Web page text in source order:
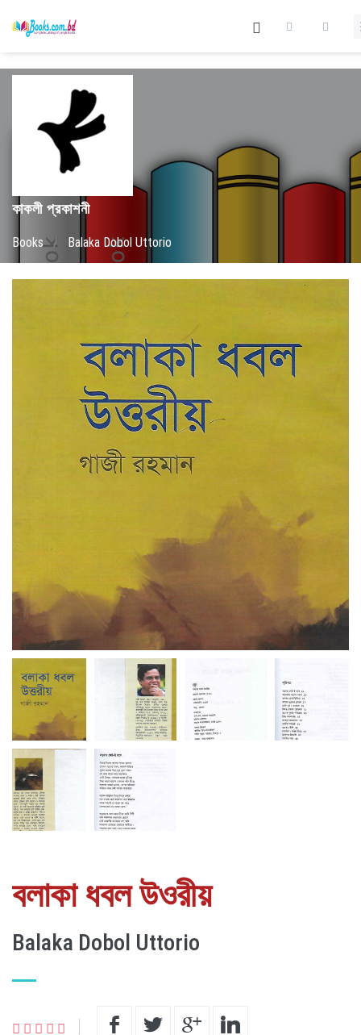
কাকলী প্রকাশনী
Books / Balaka Dobol Uttorio
বলাকা ধবল উওরীয়
Balaka Dobol Uttorio